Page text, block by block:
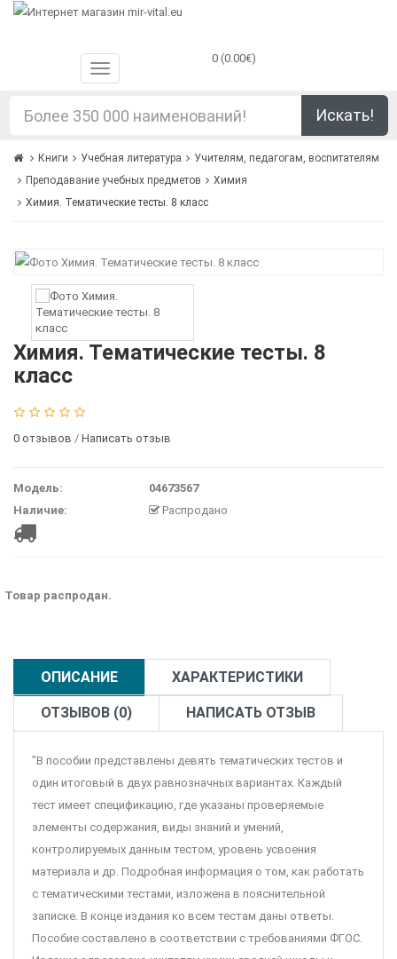
0 (0.00€)
Искать!
Книги Учебная литература
Учителям, педагогам, воспитателям
Преподавание учебных предметов
Химия
Химия. Тематические тесты. 8 класс
Химия. Тематические тесты. 8
класс
0 отзывов / Написать отзыв
Модель:
04673567
Наличие:
Распродано
Товар распродан.
ОПИСАНИЕ ХАРАКТЕРИСТИКИ
ОТЗЫВОВ (0) НАПИСАТЬ ОТЗЫВ
"В пособии представлены девять тематических тестов и
один итоговый в двух равнозначных вариантах. Каждый
тест имеет спецификацию, где указаны проверяемые
элементы содержания, виды знаний и умений,
контролируемых данным тестом, уровень усвоения
материала и др. Подробная информация о том, как работать
с тематическими тестами, изложена в пояснительной
записке. В конце издания ко всем тестам даны ответы.
Пособие составлено в соответствии с требованиями ФГОС.